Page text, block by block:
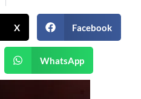
X Facebook
WhatsApp